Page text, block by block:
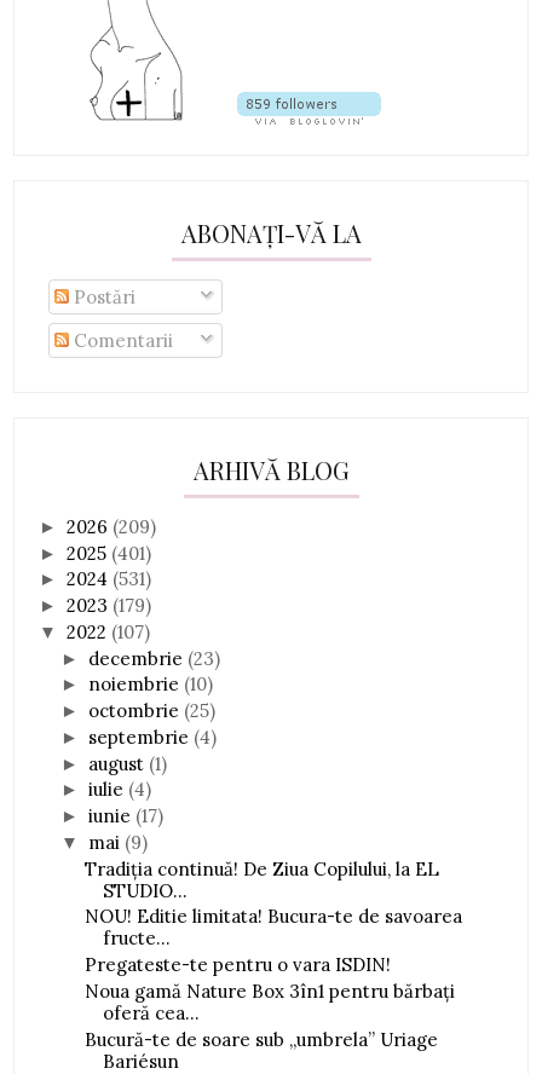
ABONAȚI-VĂ LA
Postări
Comentarii
ARHIVĂ BLOG
►2026 (209)
►2025 (401)
►2024 (531)
►2023 (179)
▼2022 (107)
► decembrie (23)
► noiembrie (10)
► octombrie (25)
► septembrie (4)
► august (1)
►iulie (4)
►iunie (17)
▼ mai (9)
Tradiția continuă! De Ziua Copilului, la EL
STUDIO...
NOU! Editie limitata! Bucura-te de savoarea
fructe...
Pregateste-te pentru o vara ISDIN!
Noua gamă Nature Box 3în1 pentru bărbați
oferă cea...
Bucură-te de soare sub „umbrela” Uriage
Bariésun